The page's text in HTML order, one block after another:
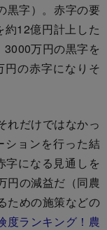
黒字）。赤字の要
12億円計上した
万円の黒字を
円の赤字になりそ
れだけではなかっ
ョンを行った結
字になる見通しを
円の減益だ（同農
ための施策などの
度ランキング！農